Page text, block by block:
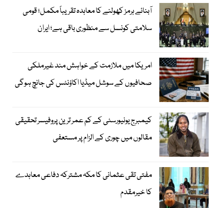
آبنائے ہرمز کھولنے کا معاہدہ تقریباً مکمل؛ قومی
سلامتی کونسل سے منظوری باقی ہے؛ ایران
امریکا میں ملازمت کے خواہش مند غیرملکی
صحافیوں کے سوشل میڈیا اکاؤنٹس کی جانچ ہوگی
کیمبرج یونیورسٹی کے کم عمر ترین پروفیسر تحقیقی
مقالوں میں چوری کے الزام پر مستعفی
مفتی تقی عثمانی کا مکہ مشترکہ دفاعی معاہدے
کا خیرمقدم